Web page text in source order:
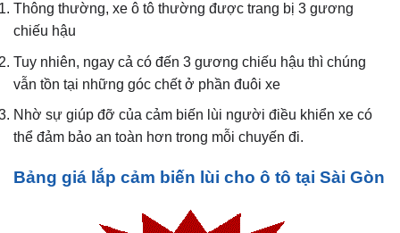
Thông thường, xe ô tô thường được trang bị 3 gương
chiếu hậu
Tuy nhiên, ngay cả có đến 3 gương chiếu hậu thì chúng
vẫn tồn tại những góc chết ở phần đuôi xe
Nhờ sự giúp đỡ của cảm biến lùi người điều khiển xe có
thể đảm bảo an toàn hơn trong mỗi chuyến đi.
Bảng giá lắp cảm biến lùi cho ô tô tại Sài Gòn